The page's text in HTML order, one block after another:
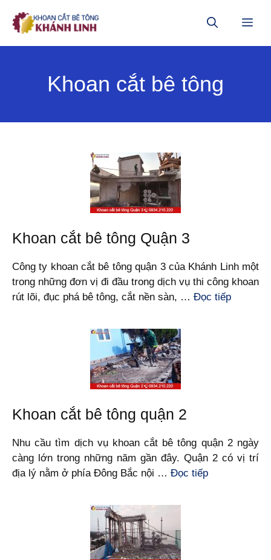
đến
Khoan cắt bê tông
Khoan cắt bê tông Quận 3
Công ty khoan cắt bê tông quận 3 của Khánh Linh một
trong những đơn vị đi đầu trong dịch vụ thi công khoan
rút lõi, đục phá bê tông, cắt nền sàn, … Đọc tiếp
Khoan cắt bê tông quận 2
Nhu cầu tìm dịch vụ khoan cắt bê tông quận 2 ngày
càng lớn trong những năm gần đây. Quận 2 có vị trí
địa lý nằm ở phía Đông Bắc nội … Đọc tiếp